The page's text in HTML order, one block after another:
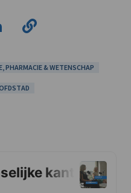
PHARMACIE & WETENSCHAP